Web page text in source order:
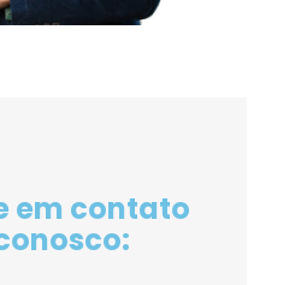
em contato